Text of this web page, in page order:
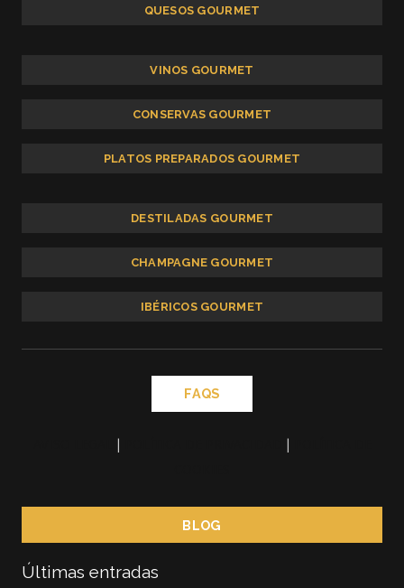
QUESOS GOURMET
VINOS GOURMET
CONSERVAS GOURMET
PLATOS PREPARADOS GOURMET
DESTILADAS GOURMET
CHAMPAGNE GOURMET
IBÉRICOS GOURMET
FAQS
| |
BLOG
Últimas entradas